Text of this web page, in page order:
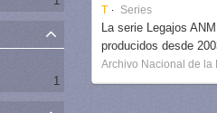
1
T Series
La serie Legajos
producidos desde
Archivo Nacional de la